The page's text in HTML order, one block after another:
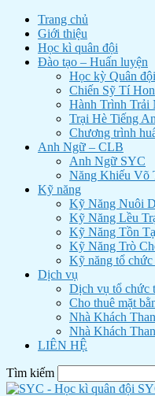
Trang chủ
Giới thiệu
Học kì quân đội
Đào tạo – Huấn luyện
Học kỳ Quân đội
Chiến Sỹ Tí Hon
Hành Trình Trải
Trại Hè Tiếng
Chương trình
Anh Ngữ – CLB
Anh Ngữ SYC
Năng Khiếu Võ
Kỹ năng
Kỹ Năng Nuôi
Kỹ Năng Lều
Kỹ Năng Tồn
Kỹ Năng Trò
Kỹ năng tổ chức
Dịch vụ
Dịch vụ tổ chức
Cho thuê mặt
Nhà Khách
Nhà Khách
LIÊN HỆ
Tìm kiếm